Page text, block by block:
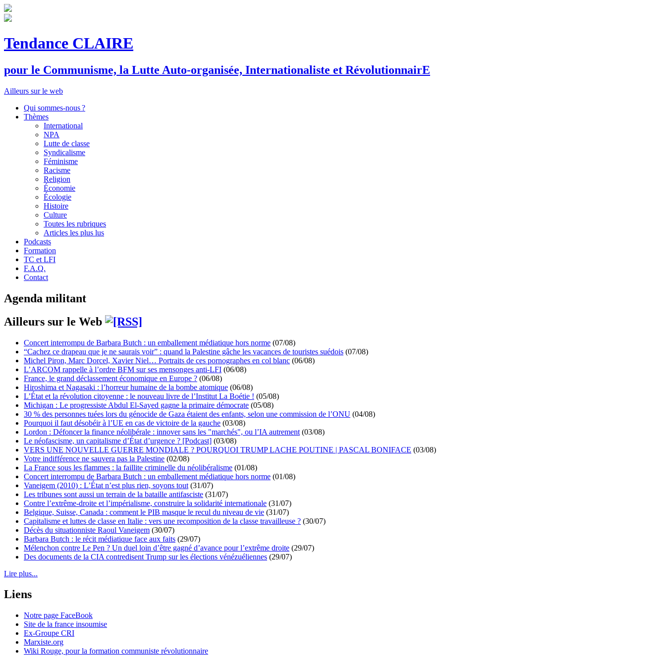
Tendance CLAIRE
pour le Communisme, la Lutte Auto-organisée, Internationaliste et RévolutionnairE
Ailleurs sur le web
Qui sommes-nous ?
Thèmes
International
NPA
Lutte de classe
Syndicalisme
Féminisme
Racisme
Religion
Économie
Écologie
Histoire
Culture
Toutes les rubriques
Articles les plus lus
Podcasts
Formation
TC et LFI
F.A.Q.
Contact
Agenda militant
Ailleurs sur le Web
Concert interrompu de Barbara Butch : un emballement médiatique hors norme (07/08)
“Cachez ce drapeau que je ne saurais voir” : quand la Palestine gâche les vacances de touristes suédois (07/08)
Michel Piron, Marc Dorcel, Xavier Niel… Portraits de ces pornographes en col blanc (06/08)
L’ARCOM rappelle à l’ordre BFM sur ses mensonges anti-LFI (06/08)
France, le grand déclassement économique en Europe ? (06/08)
Hiroshima et Nagasaki : l’horreur humaine de la bombe atomique (06/08)
L’État et la révolution citoyenne : le nouveau livre de l’Institut La Boétie ! (05/08)
Michigan : Le progressiste Abdul El-Sayed gagne la primaire démocrate (05/08)
30 % des personnes tuées lors du génocide de Gaza étaient des enfants, selon une commission de l’ONU (04/08)
Pourquoi il faut désobéir à l’UE en cas de victoire de la gauche (03/08)
Lordon : Défoncer la finance néolibérale : innover sans les "marchés", ou l’IA autrement (03/08)
Le néofascisme, un capitalisme d’État d’urgence ? [Podcast] (03/08)
VERS UNE NOUVELLE GUERRE MONDIALE ? POURQUOI TRUMP LACHE POUTINE | PASCAL BONIFACE (03/08)
Votre indifférence ne sauvera pas la Palestine (02/08)
La France sous les flammes : la faillite criminelle du néolibéralisme (01/08)
Concert interrompu de Barbara Butch : un emballement médiatique hors norme (01/08)
Vaneigem (2010) : L’État n’est plus rien, soyons tout (31/07)
Les tribunes sont aussi un terrain de la bataille antifasciste (31/07)
Contre l’extrême-droite et l’impérialisme, construire la solidarité internationale (31/07)
Belgique, Suisse, Canada : comment le PIB masque le recul du niveau de vie (31/07)
Capitalisme et luttes de classe en Italie : vers une recomposition de la classe travailleuse ? (30/07)
Décès du situationniste Raoul Vaneigem (30/07)
Barbara Butch : le récit médiatique face aux faits (29/07)
Mélenchon contre Le Pen ? Un duel loin d’être gagné d’avance pour l’extrême droite (29/07)
Des documents de la CIA contredisent Trump sur les élections vénézuéliennes (29/07)
Lire plus...
Liens
Notre page FaceBook
Site de la france insoumise
Ex-Groupe CRI
Marxiste.org
Wiki Rouge, pour la formation communiste révolutionnaire